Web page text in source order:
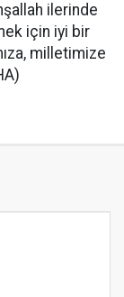
ilerinde
için iyi bir
milletimize